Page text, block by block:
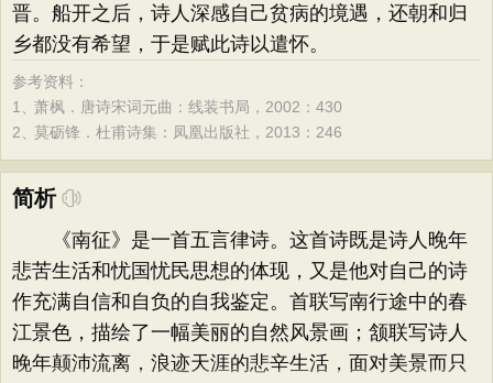
晋。船开之后，诗人深感自己贫病的境遇，还朝和归
乡都没有希望，于是赋此诗以遣怀。
参考资料：
1、萧枫．唐诗宋词元曲：线装书局，2002：430
2、莫砺锋．杜甫诗集：凤凰出版社，2013：246
简析
《南征》是一首五言律诗。这首诗既是诗人晚年
悲苦生活和忧国忧民思想的体现，又是他对自己的诗
作充满自信和自负的自我鉴定。首联写南行途中的春
江景色，描绘了一幅美丽的自然风景画；颔联写诗人
晚年颠沛流离，浪迹天涯的悲辛生活，面对美景而只